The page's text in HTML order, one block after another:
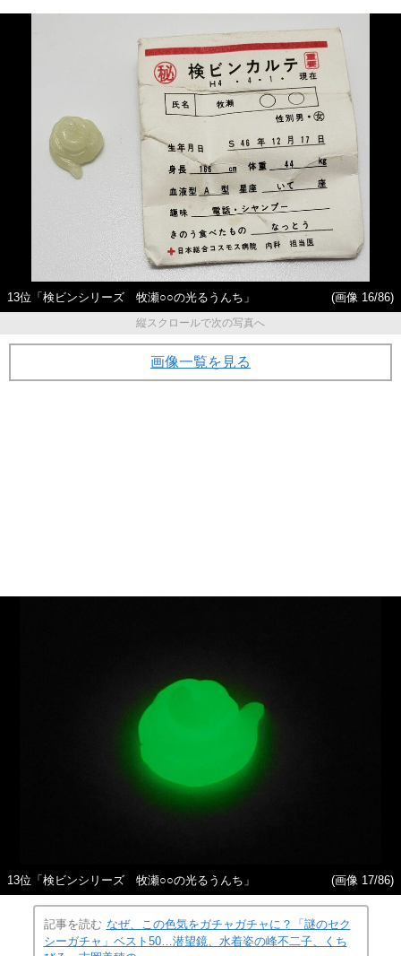
13位「検ビンシリーズ 牧瀬○○の光るうんち」
(画像 16/86)
縦スクロールで次の写真へ
画像一覧を見る
13位「検ビンシリーズ 牧瀬○○の光るうんち」 (画像 17/86)
記事を読む なぜ、この色気をガチャガチャに？「謎のセク
シーガチャ」ベスト50…潜望鏡、水着姿の峰不二子、くち